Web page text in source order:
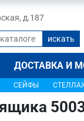
д.187
ДОСТАВКА И
СЕЙФЫ